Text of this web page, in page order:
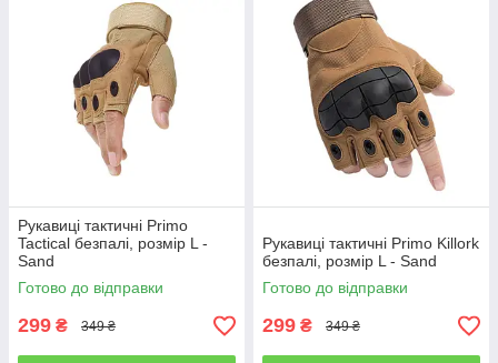
Рукавиці тактичні Primo
Tactical безпалі, розмір L -
Sand
Готово до відправки
299 ₴ 349 ₴
Рукавиці тактичні Primo Killork
безпалі, розмір L - Sand
Готово до відправки
299 ₴ 349 ₴